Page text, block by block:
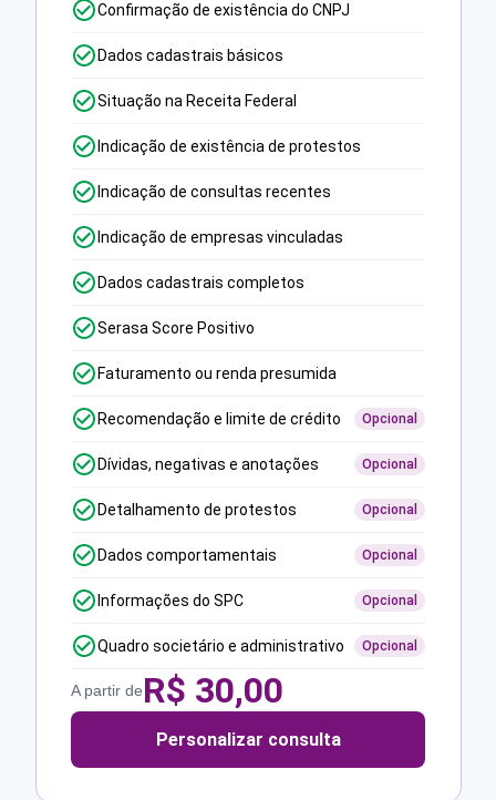
Confirmação de existência do CNPJ
Dados cadastrais básicos
Situação na Receita Federal
Indicação de existência de protestos
Indicação de consultas recentes
Indicação de empresas vinculadas
Dados cadastrais completos
Serasa Score Positivo
Faturamento ou renda presumida
Recomendação e limite de crédito Opcional
Dívidas, negativas e anotações Opcional
Detalhamento de protestos Opcional
Dados comportamentais Opcional
Informações do SPC Opcional
Quadro societário e administrativo Opcional
A partir deR$ 30,00
Personalizar consulta